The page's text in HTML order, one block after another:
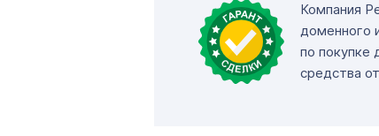
Компания
доменного
по покупке
средства